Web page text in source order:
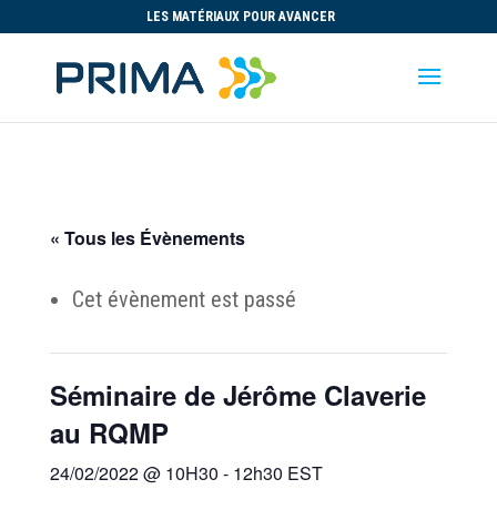
LES MATÉRIAUX POUR AVANCER
« Tous les Évènements
Cet évènement est passé
Séminaire de Jérôme Claverie
au RQMP
24/02/2022 @ 10H30 - 12h30 EST